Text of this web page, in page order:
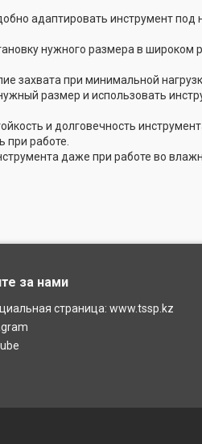
адаптировать инструмент под
нужного размера в широком
захвата при минимальной
размер и использовать
и долговечность
работе.
даже при работе во
за нами
страница: www.tssp.kz